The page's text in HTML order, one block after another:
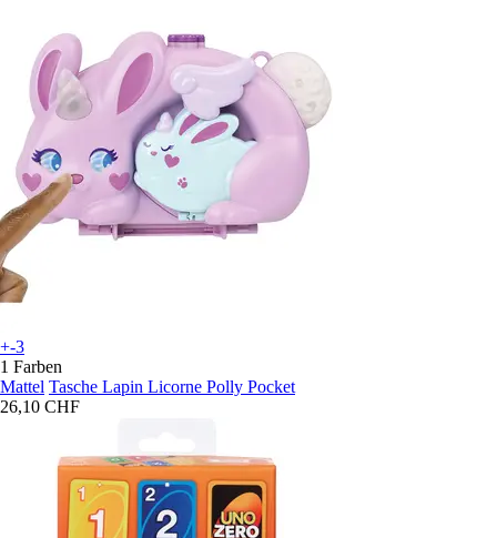
+-3
1 Farben
Mattel Tasche Lapin Licorne Polly Pocket
26,10 CHF